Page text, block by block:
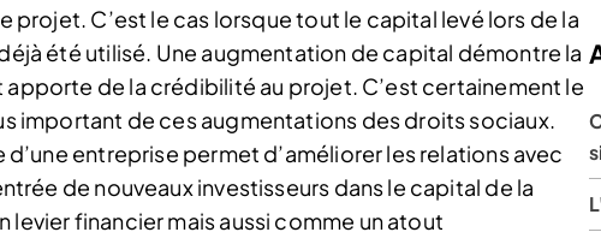
C’est le cas lorsque tout le capital levé lors de la
été utilisé. Une augmentation de capital démontre la
de la crédibilité au projet. C’est certainement le
important de ces augmentations des droits sociaux.
entreprise permet d’améliorer les relations avec
de nouveaux investisseurs dans le capital de la
financier mais aussi comme un atout